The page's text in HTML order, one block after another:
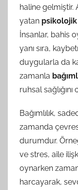
haline gelmiştir.
yatan
İnsanlar, bahis
yanı sıra,
duygularla da
zamanla
ruhsal
Bağımlılık,
zamanda
durumdur.
ve stres, aile
oynarken
harcayarak,